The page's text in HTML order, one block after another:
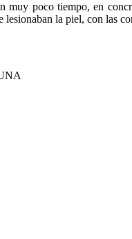
muy poco tiempo, en
la piel, con las